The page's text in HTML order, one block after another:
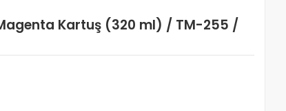
Kartuş (320 ml) / TM-255 /